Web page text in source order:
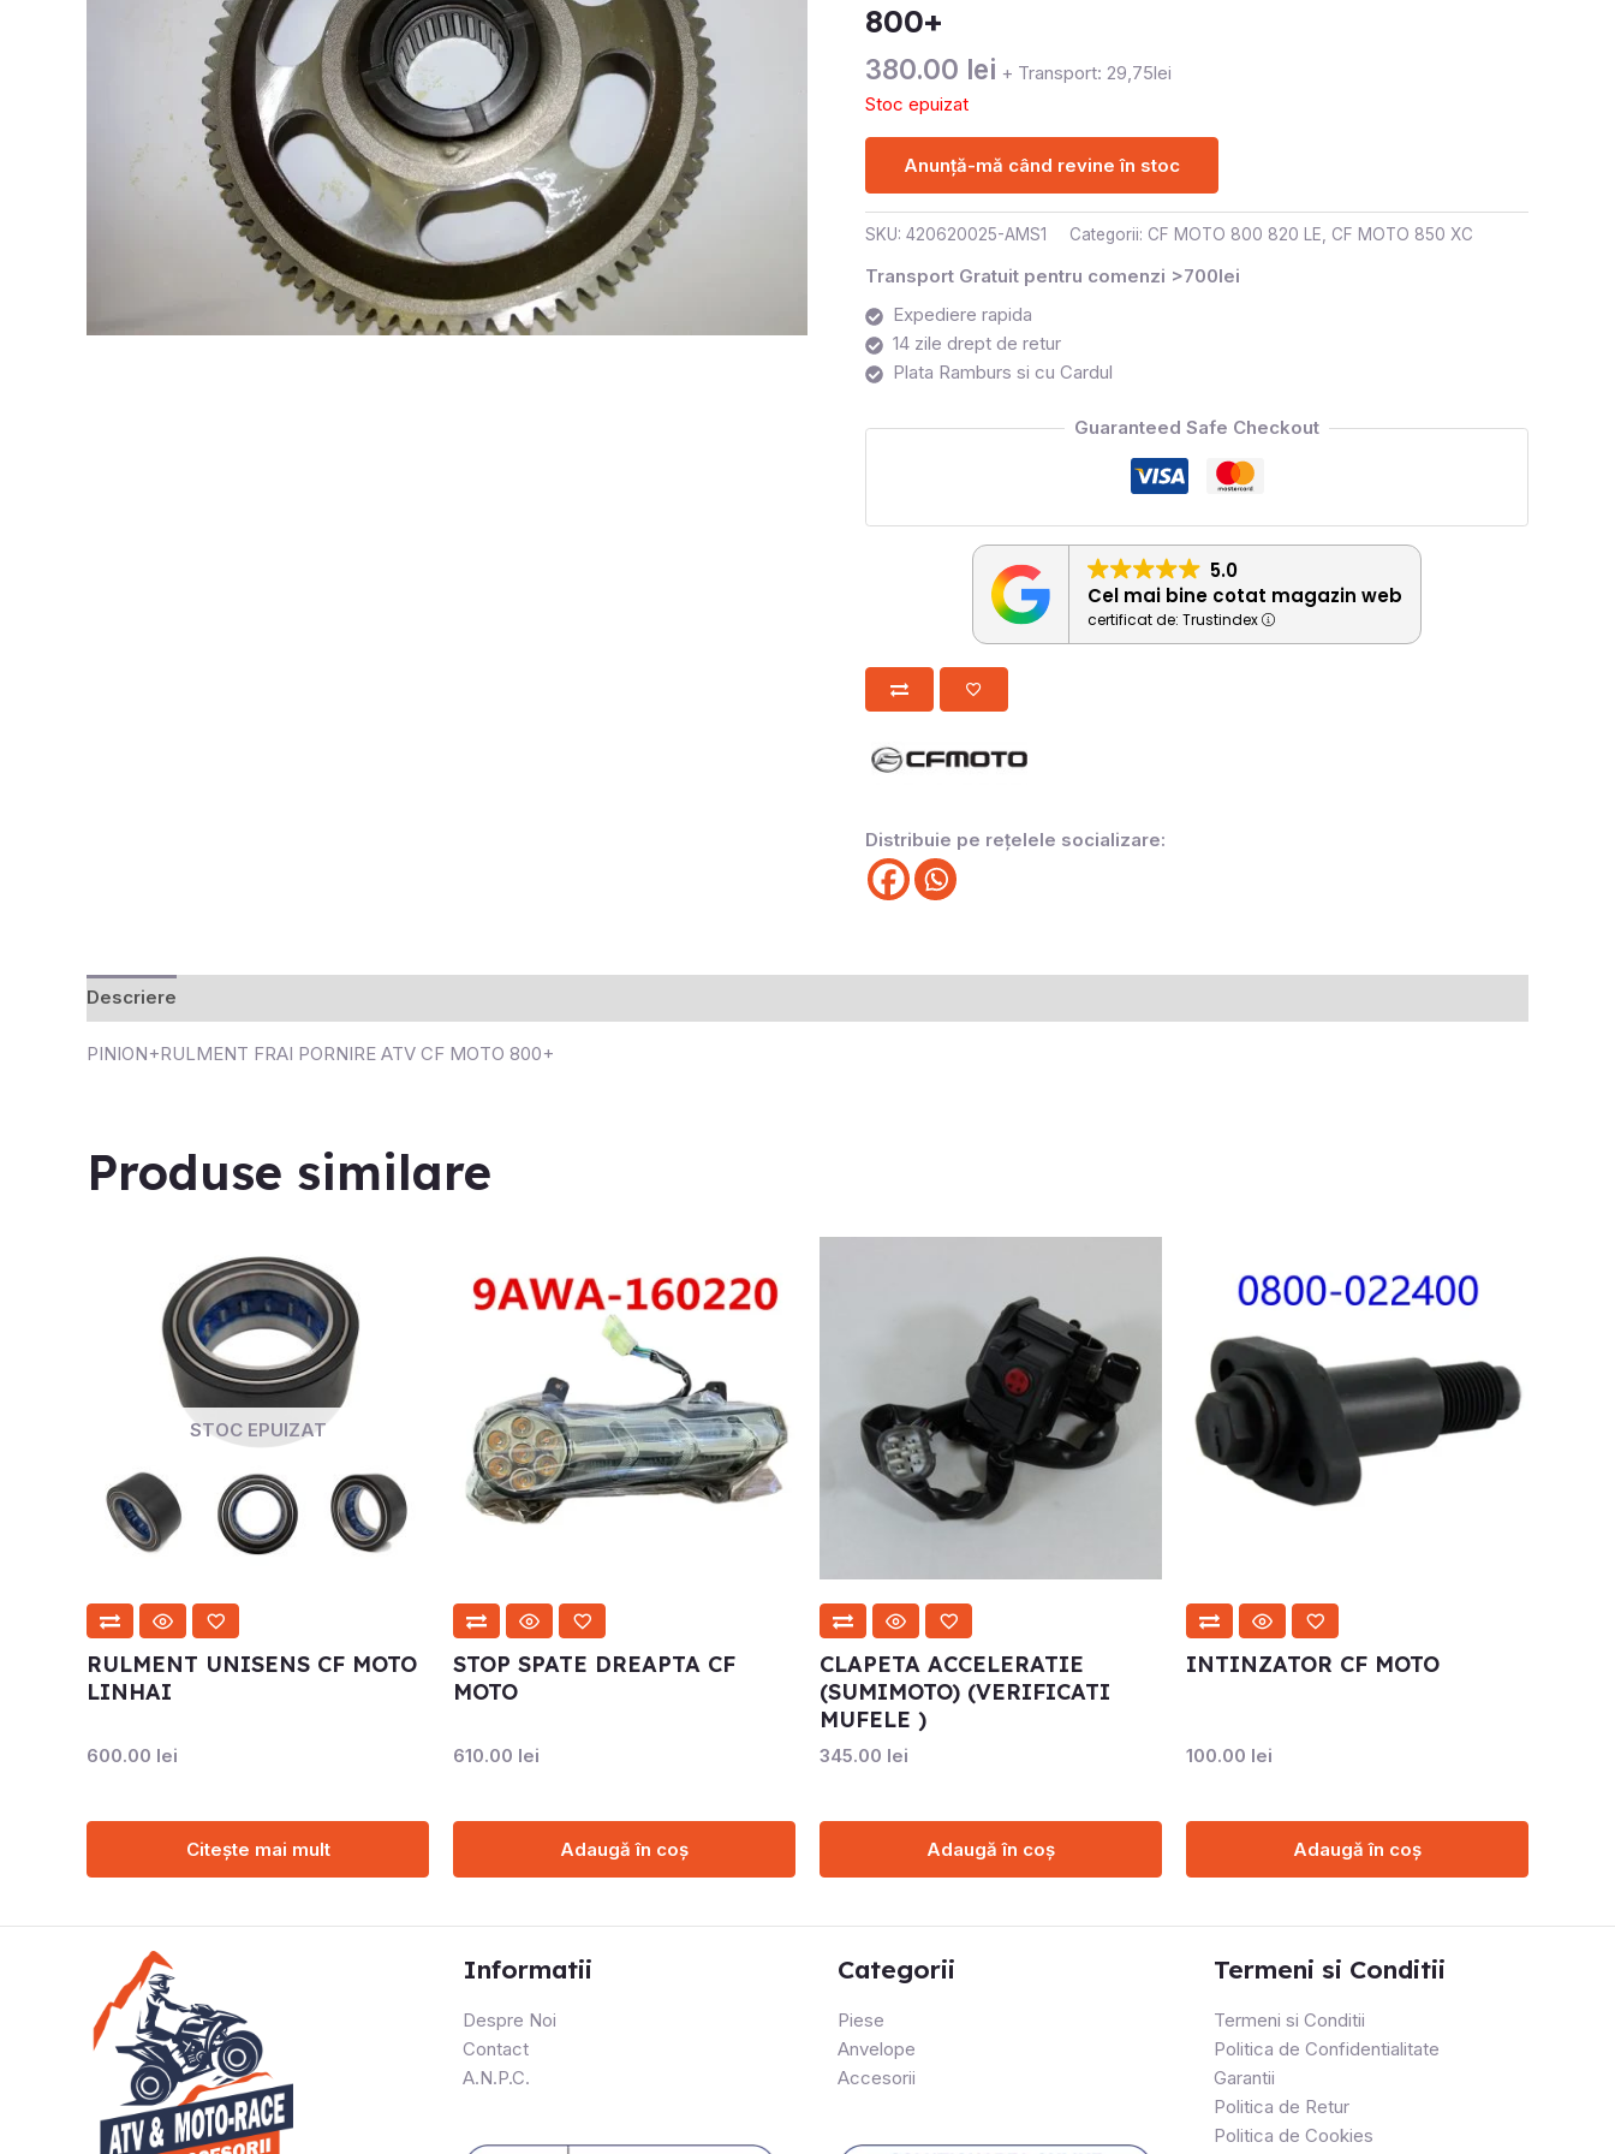
800+
380.00 lei + Transport: 29,75lei
Stoc epuizat
Anunță-mă când revine în stoc
SKU: 420620025-AMS1 Categorii: CF MOTO 800 820 LE, CF MOTO 850 XC
Transport Gratuit pentru comenzi >700lei
Expediere rapida
14 zile drept de retur
Plata Ramburs si cu Cardul
Guaranteed Safe Checkout
5.0
Cel mai bine cotat magazin web
certificat de: Trustindex
Distribuie pe rețelele socializare:
Descriere
PINION+RULMENT FRAI PORNIRE ATV CF MOTO 800+
Produse similare
STOC EPUIZAT
RULMENT UNISENS CF MOTO
LINHAI
600.00 lei
Citește mai mult
STOP SPATE DREAPTA CF
MOTO
610.00 lei
Adaugă în coș
CLAPETA ACCELERATIE
(SUMIMOTO) (VERIFICATI
MUFELE )
345.00 lei
Adaugă în coș
INTINZATOR CF MOTO
100.00 lei
Adaugă în coș
Informatii
Despre Noi
Contact
A.N.P.C.
Categorii
Piese
Anvelope
Accesorii
Termeni si Conditii
Termeni si Conditii
Politica de Confidentialitate
Garantii
Politica de Retur
Politica de Cookies